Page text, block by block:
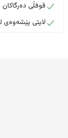
قوفڵی دەرگاکان
لایتی پێشەوەی